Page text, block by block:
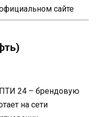
сайте
24 – брендовую
на сети